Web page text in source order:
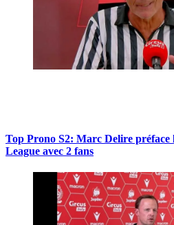
Top Prono S2: Marc Delire préface
League avec 2 fans